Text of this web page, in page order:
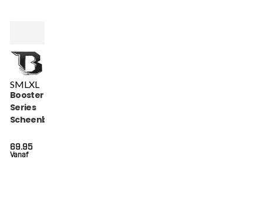
SML XL
Booster Bangkok
Series
Scheenbeschermers
SG)
Vanaf
69.95